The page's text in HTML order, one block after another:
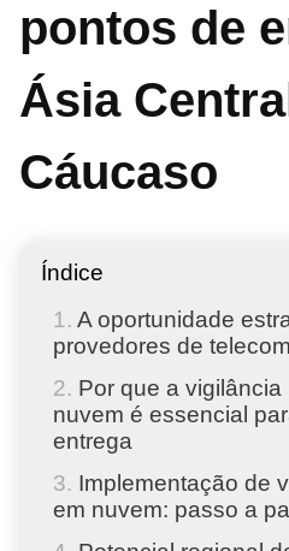
pontos de
Ásia
Cáucaso
Índice
A oportunidade
provedores de
Por que a
nuvem é essencial
entrega
Implementação de
em nuvem: passo a